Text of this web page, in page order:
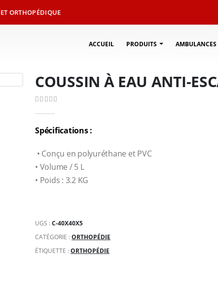
ORTHOPÉDIQUE
ACCUEIL PRODUITS AMBULANCES
COUSSIN À EAU ANTI-
Spécifications :
• Conçu en polyuréthane et PVC
• Volume / 5 L
• Poids : 3.2 KG
UGS :C-40X40X5
CATÉGORIE :ORTHOPÉDIE
ÉTIQUETTE :ORTHOPÉDIE